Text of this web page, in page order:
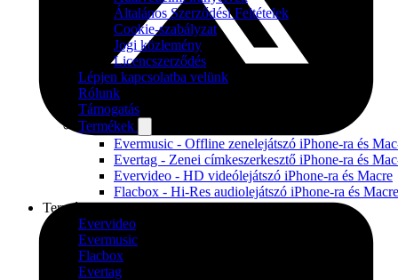
Általános Szerződési Feltételek
Cookie-szabályzat
Jogi közlemény
Licencszerződés
Lépjen kapcsolatba velünk
Rólunk
Támogatás
Termékek
Evermusic - Offline zenelejátszó iPhone-ra és
Evertag - Zenei címkeszerkesztő iPhone-ra és
Evervideo - HD videólejátszó iPhone-ra és Macre
Flacbox - Hi-Res audiolejátszó iPhone-ra és Macre
Termékek
Evervideo
Evermusic
Flacbox
Evertag